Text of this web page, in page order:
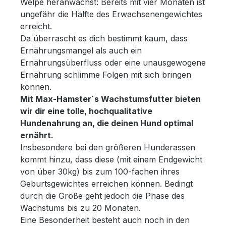
Hund beobachtest; am besten, wenn Du
von hinten die beiden Stellen direkt
zwischen Hinterläufen und Bauch
betrachtest. Hier sollte immer ein
merkliches Loch (oder Einbuchtung) zu
sehen sein. Dann stimmt die Futtermenge.
Ist die Einbuchtung so gut wie weg,
Futtermenge reduzieren, wird die zu tief
einfach etwas mehr Futter in den Napf
füllen.Fütterungshinweis: Du solltest das
Futter trocken füttern.Sorge auf jeden Fall
immer für ausreichend
Trinkwasser.Alleinfuttermittel für Hunde
Lachsöl, Bierhefe, Mineralstoffe, Chicoree,
Lecithin, Seealgenmehl,
TraubenkernextraktAntioxidantien: Vitamin
EAnalytische Bestandteile:
Rohprotein28,00%Rohfett16,00%Rohfaser
2,50%Rohasche7,00%Calcium1,20%Phosp
hor1,00%Natrium0,45%Feuchtigkeit9,00%
Ernährungsphysiologische Zusätze je kg:
Vitamin A 16000I.E.Vitamin
D31375I.E.Vitamin E140,00mgVitamin
B117,00mgVitamin B235,00mgVitamin
B613,00mgVitamin B12380,00mcgBiotin
(Vitamin B8)500,00mcgVitamin
C70,00mgCholin1800,00mgd
Pantothensäure (Vitamin
B5)60,00mgFolsäure (Vitamin
B9)2,20mgMangan als Mangan-(II)-
oxid80,00mgKupfer als Kupfer-(II)-
sulfat20,00mgZink als
ungefähr die Hälfte des Erwachsenengewichtes
erreicht.
Da überrascht es dich bestimmt kaum, dass
Ernährungsmangel als auch ein
Ernährungsüberfluss oder eine unausgewogene
Ernährung schlimme Folgen mit sich bringen
können.
Mit Max-Hamster´s Wachstumsfutter bieten
wir dir eine tolle, hochqualitative
Hundenahrung an, die deinen Hund optimal
ernährt.
Insbesondere bei den größeren Hunderassen
kommt hinzu, dass diese (mit einem Endgewicht
von über 30kg) bis zum 100-fachen ihres
Geburtsgewichtes erreichen können. Bedingt
durch die Größe geht jedoch die Phase des
Wachstums bis zu 20 Monaten.
Eine Besonderheit besteht auch noch in den